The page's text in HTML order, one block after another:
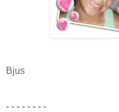
Bjus
- - - - - - - -